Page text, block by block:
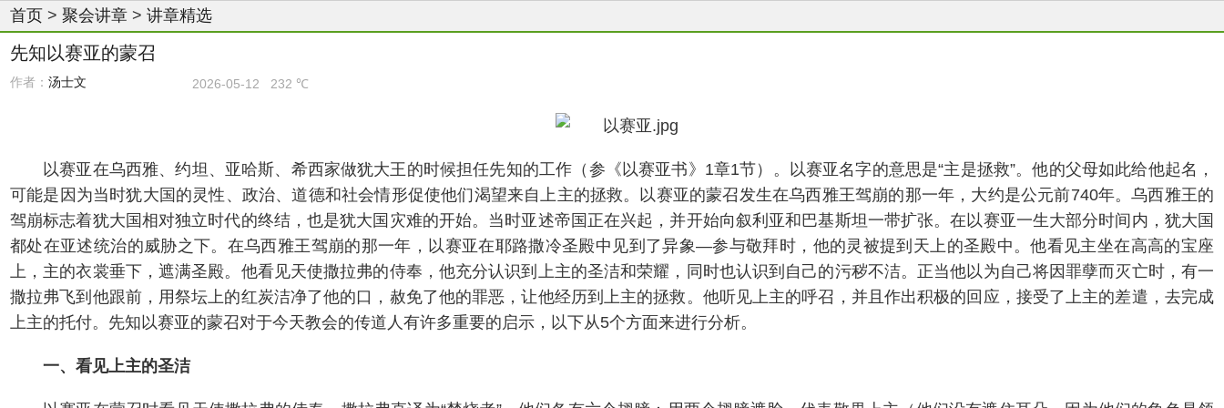
首页 > 聚会讲章 > 讲章精选
先知以赛亚的蒙召
作者： 汤士文 2026-05-12 232 ℃
以赛亚在乌西雅、约坦、亚哈斯、希西家做犹大王的时候担任先知的工作（参《以赛亚书》1章1节）。以赛亚名字的意思是“主是拯救”。他的父母如此给他起名，
可能是因为当时犹大国的灵性、政治、道德和社会情形促使他们渴望来自上主的拯救。以赛亚的蒙召发生在乌西雅王驾崩的那一年，大约是公元前740年。乌西雅王的
驾崩标志着犹大国相对独立时代的终结，也是犹大国灾难的开始。当时亚述帝国正在兴起，并开始向叙利亚和巴基斯坦一带扩张。在以赛亚一生大部分时间内，犹大国
都处在亚述统治的威胁之下。在乌西雅王驾崩的那一年，以赛亚在耶路撒冷圣殿中见到了异象—参与敬拜时，他的灵被提到天上的圣殿中。他看见主坐在高高的宝座
上，主的衣裳垂下，遮满圣殿。他看见天使撒拉弗的侍奉，他充分认识到上主的圣洁和荣耀，同时也认识到自己的污秽不洁。正当他以为自己将因罪孽而灭亡时，有一
撒拉弗飞到他跟前，用祭坛上的红炭洁净了他的口，赦免了他的罪恶，让他经历到上主的拯救。他听见上主的呼召，并且作出积极的回应，接受了上主的差遣，去完成
上主的托付。先知以赛亚的蒙召对于今天教会的传道人有许多重要的启示，以下从5个方面来进行分析。
一、看见上主的圣洁